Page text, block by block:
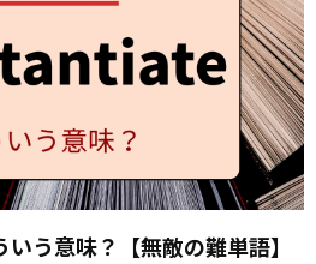
う意味？【無敵の難単語】